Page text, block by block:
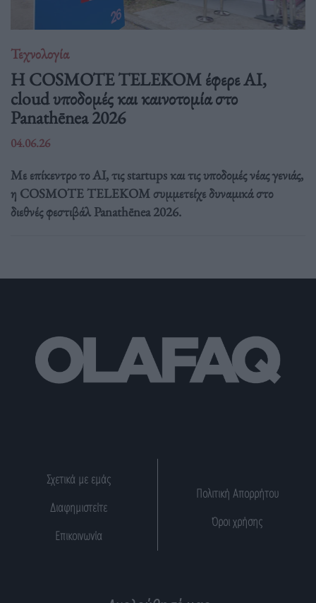
Τεχνολογία
Η COSMOTE TELEKOM έφερε AI,
cloud υποδομές και καινοτομία στο
Panathēnea 2026
04.06.26
Με επίκεντρο το AI, τις startups και τις υποδομές νέας γενιάς,
η COSMOTE TELEKOM συμμετείχε δυναμικά στο
διεθνές φεστιβάλ Panathēnea 2026.
Σχετικά με εμάς
Διαφημιστείτε
Επικοινωνία
Πολιτική Απορρήτου
Όροι χρήσης